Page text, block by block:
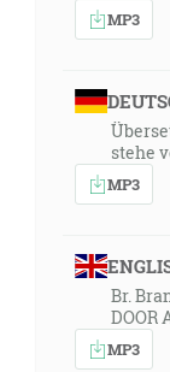
MP3
stehe
MP3
Br.
DOOR
MP3